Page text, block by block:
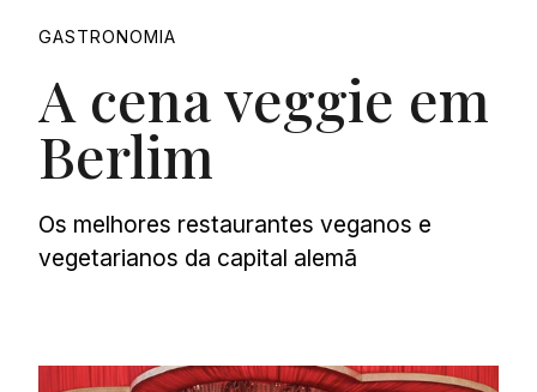
GASTRONOMIA
A cena veggie em
Berlim
Os melhores restaurantes veganos e
vegetarianos da capital alemã